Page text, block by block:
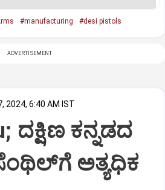
#manufacturing #desi pistols
ADVERTISEMENT
2024, 6:40 AM IST
ದಕ್ಷಿಣ ಕನ್ನಡದ
ಅತ್ಯಧಿಕ